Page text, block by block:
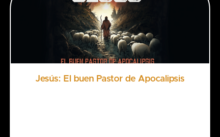
Jesús: El buen Pastor de Apocalipsis